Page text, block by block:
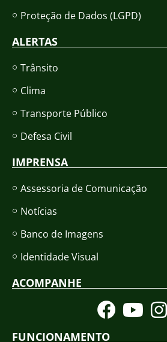
Proteção de Dados (LGPD)
ALERTAS
Trânsito
Clima
Transporte Público
Defesa Civil
IMPRENSA
Assessoria de Comunicação
Notícias
Banco de Imagens
Identidade Visual
ACOMPANHE
FUNCIONAMENTO